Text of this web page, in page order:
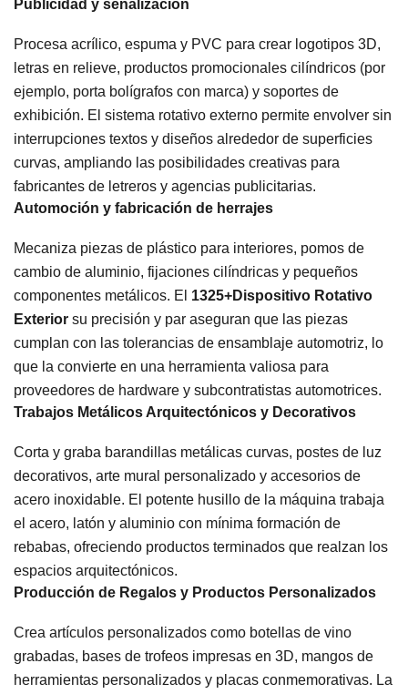
Publicidad y señalización
Procesa acrílico, espuma y PVC para crear logotipos 3D,
letras en relieve, productos promocionales cilíndricos (por
ejemplo, porta bolígrafos con marca) y soportes de
exhibición. El sistema rotativo externo permite envolver sin
interrupciones textos y diseños alrededor de superficies
curvas, ampliando las posibilidades creativas para
fabricantes de letreros y agencias publicitarias.
Automoción y fabricación de herrajes
Mecaniza piezas de plástico para interiores, pomos de
cambio de aluminio, fijaciones cilíndricas y pequeños
componentes metálicos. El 1325+Dispositivo Rotativo
Exterior su precisión y par aseguran que las piezas
cumplan con las tolerancias de ensamblaje automotriz, lo
que la convierte en una herramienta valiosa para
proveedores de hardware y subcontratistas automotrices.
Trabajos Metálicos Arquitectónicos y Decorativos
Corta y graba barandillas metálicas curvas, postes de luz
decorativos, arte mural personalizado y accesorios de
acero inoxidable. El potente husillo de la máquina trabaja
el acero, latón y aluminio con mínima formación de
rebabas, ofreciendo productos terminados que realzan los
espacios arquitectónicos.
Producción de Regalos y Productos Personalizados
Crea artículos personalizados como botellas de vino
grabadas, bases de trofeos impresas en 3D, mangos de
herramientas personalizados y placas conmemorativas. La